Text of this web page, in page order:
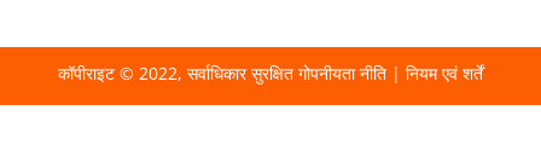
कॉपीराइट © 2022, सर्वाधिकार सुरक्षित गोपनीयता नीति | नियम एवं शर्तें